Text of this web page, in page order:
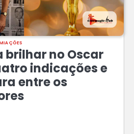
brilhar no Oscar
indicações e
entre os